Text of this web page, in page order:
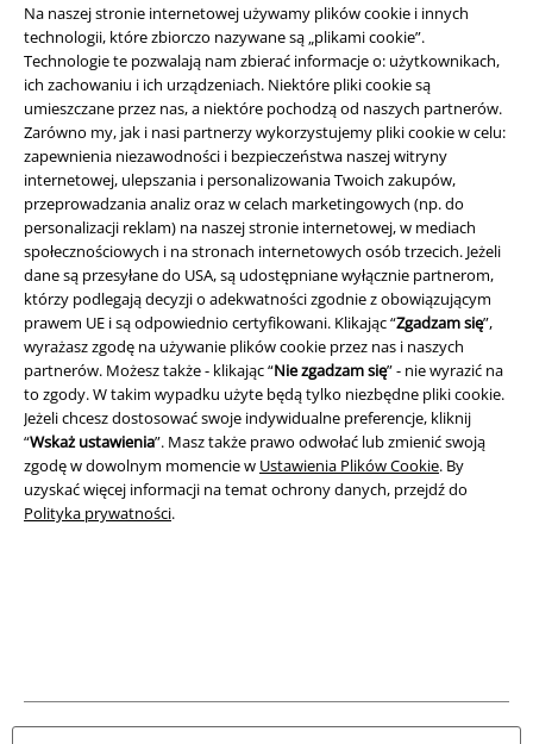
Na naszej stronie internetowej używamy plików cookie i innych
technologii, które zbiorczo nazywane są „plikami cookie”.
Technologie te pozwalają nam zbierać informacje o: użytkownikach,
ich zachowaniu i ich urządzeniach. Niektóre pliki cookie są
umieszczane przez nas, a niektóre pochodzą od naszych partnerów.
Zarówno my, jak i nasi partnerzy wykorzystujemy pliki cookie w celu:
zapewnienia niezawodności i bezpieczeństwa naszej witryny
internetowej, ulepszania i personalizowania Twoich zakupów,
przeprowadzania analiz oraz w celach marketingowych (np. do
personalizacji reklam) na naszej stronie internetowej, w mediach
społecznościowych i na stronach internetowych osób trzecich. Jeżeli
dane są przesyłane do USA, są udostępniane wyłącznie partnerom,
którzy podlegają decyzji o adekwatności zgodnie z obowiązującym
prawem UE i są odpowiednio certyfikowani. Klikając “Zgadzam się”,
wyrażasz zgodę na używanie plików cookie przez nas i naszych
partnerów. Możesz także - klikając “Nie zgadzam się” - nie wyrazić na
to zgody. W takim wypadku użyte będą tylko niezbędne pliki cookie.
Jeżeli chcesz dostosować swoje indywidualne preferencje, kliknij
“Wskaż ustawienia”. Masz także prawo odwołać lub zmienić swoją
zgodę w dowolnym momencie w Ustawienia Plików Cookie. By
uzyskać więcej informacji na temat ochrony danych, przejdź do
Polityka prywatności.
Informacje prawne
Regulamin
Dane firmy
Polityka prywatności
Unieszkodliwianie odpadów i ochrona środowiska
Deklaracja Zgodności
Informacje dotyczące dostępności
wysyłki.
© 1986-2026 E.M.P. Merchandising HGmbH